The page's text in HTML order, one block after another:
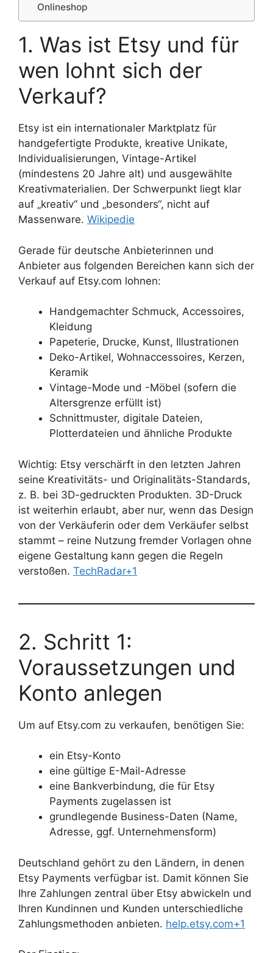
Onlineshop
1. Was ist Etsy und für
wen lohnt sich der
Verkauf?
Etsy ist ein internationaler Marktplatz für
handgefertigte Produkte, kreative Unikate,
Individualisierungen, Vintage-Artikel
(mindestens 20 Jahre alt) und ausgewählte
Kreativmaterialien. Der Schwerpunkt liegt klar
auf „kreativ“ und „besonders“, nicht auf
Massenware. Wikipedie
Gerade für deutsche Anbieterinnen und
Anbieter aus folgenden Bereichen kann sich der
Verkauf auf Etsy.com lohnen:
Handgemachter Schmuck, Accessoires,
Kleidung
Papeterie, Drucke, Kunst, Illustrationen
Deko-Artikel, Wohnaccessoires, Kerzen,
Keramik
Vintage-Mode und -Möbel (sofern die
Altersgrenze erfüllt ist)
Schnittmuster, digitale Dateien,
Plotterdateien und ähnliche Produkte
Wichtig: Etsy verschärft in den letzten Jahren
seine Kreativitäts- und Originalitäts-Standards,
z. B. bei 3D-gedruckten Produkten. 3D-Druck
ist weiterhin erlaubt, aber nur, wenn das Design
von der Verkäuferin oder dem Verkäufer selbst
stammt – reine Nutzung fremder Vorlagen ohne
eigene Gestaltung kann gegen die Regeln
verstoßen. TechRadar+1
2. Schritt 1:
Voraussetzungen und
Konto anlegen
Um auf Etsy.com zu verkaufen, benötigen Sie:
ein Etsy-Konto
eine gültige E-Mail-Adresse
eine Bankverbindung, die für Etsy
Payments zugelassen ist
grundlegende Business-Daten (Name,
Adresse, ggf. Unternehmensform)
Deutschland gehört zu den Ländern, in denen
Etsy Payments verfügbar ist. Damit können Sie
Ihre Zahlungen zentral über Etsy abwickeln und
Ihren Kundinnen und Kunden unterschiedliche
Zahlungsmethoden anbieten. help.etsy.com+1